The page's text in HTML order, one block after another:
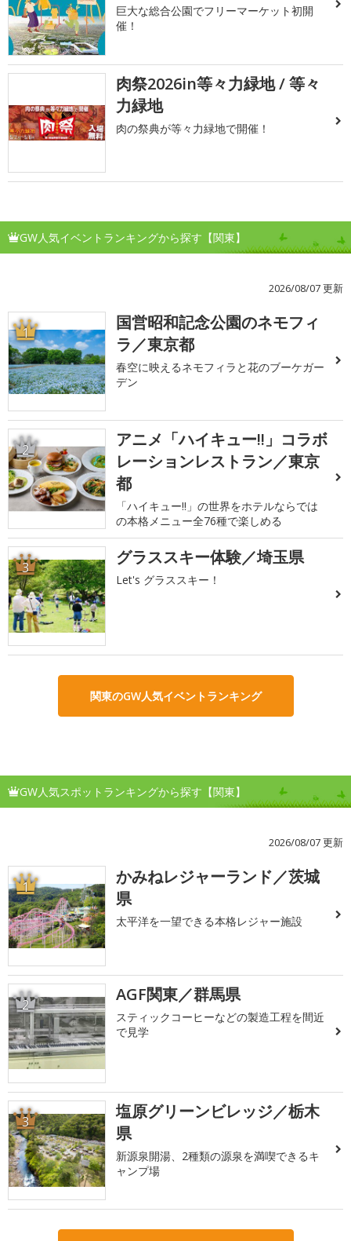
巨大な総合公園でフリーマーケット初開
催！
肉祭2026in等々力緑地 / 等々
力緑地
肉の祭典が等々力緑地で開催！
GW人気イベントランキングから探す【関東】
2026/08/07 更新
1
国営昭和記念公園のネモフィ
ラ／東京都
春空に映えるネモフィラと花のブーケガー
デン
2
アニメ「ハイキュー!!」コラボ
レーションレストラン／東京
都
「ハイキュー!!」の世界をホテルならでは
の本格メニュー全76種で楽しめる
3 グラススキー体験／埼玉県
Let's グラススキー！
関東のGW人気イベントランキング
GW人気スポットランキングから探す【関東】
2026/08/07 更新
1
かみねレジャーランド／茨城
県
太平洋を一望できる本格レジャー施設
2 AGF関東／群馬県
スティックコーヒーなどの製造工程を間近
で見学
3
塩原グリーンビレッジ／栃木
県
新源泉開湯、2種類の源泉を満喫できるキ
ャンプ場